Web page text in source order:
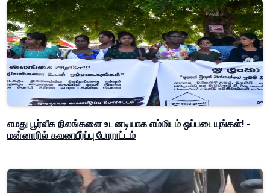
எமது பூர்வீக நிலங்களை உடனடியாக எம்மிடம் ஒப்படையுங்கள்! -
மன்னாரில் கவனயீர்ப்பு போராட்டம்